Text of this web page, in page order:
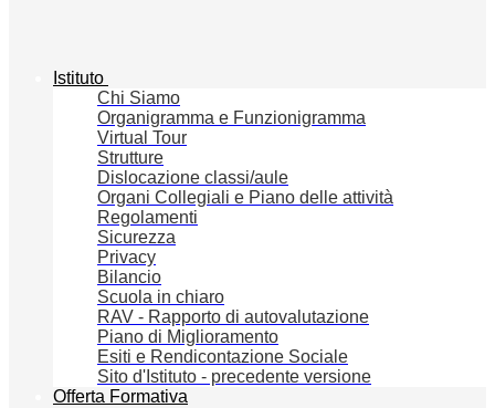
Istituto
Chi Siamo
Organigramma e Funzionigramma
Virtual Tour
Strutture
Dislocazione classi/aule
Organi Collegiali e Piano delle attività
Regolamenti
Sicurezza
Privacy
Bilancio
Scuola in chiaro
RAV - Rapporto di autovalutazione
Piano di Miglioramento
Esiti e Rendicontazione Sociale
Sito d'Istituto - precedente versione
Offerta Formativa